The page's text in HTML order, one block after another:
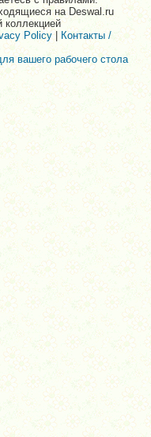
на Deswal.ru
коллекцией
Policy| Контакты /
вашего рабочего стола